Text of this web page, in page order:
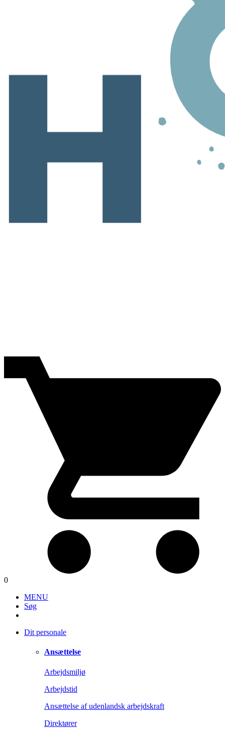
0
MENU
Søg
Dit personale
Ansættelse
Arbejdsmiljø
Arbejdstid
Ansættelse af udenlandsk arbejdskraft
Direktører